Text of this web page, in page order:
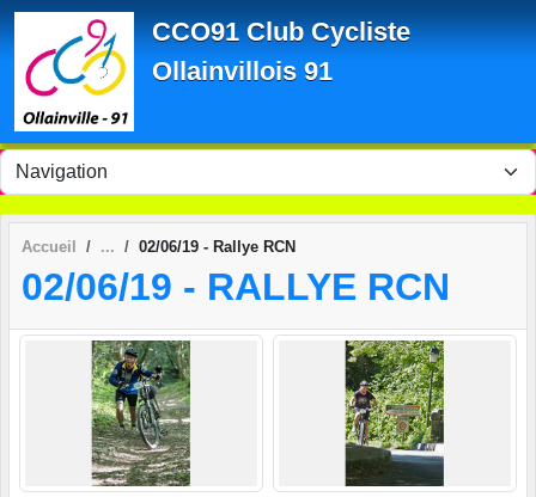
CCO91 Club Cycliste
Ollainvillois 91
Accueil 02/06/19 - Rallye RCN
02/06/19 - RALLYE RCN
Panneau de gestion des cookies